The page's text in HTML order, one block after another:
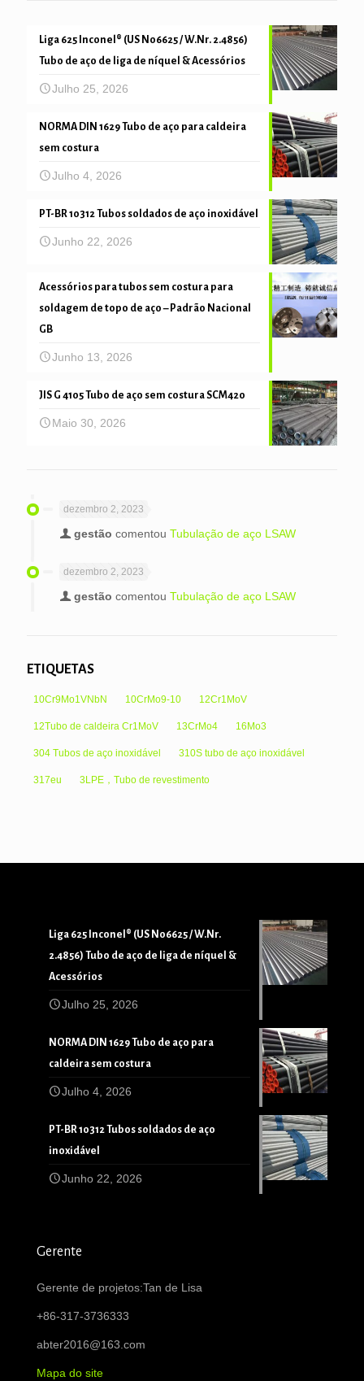
Liga 625 Inconel® (US N06625 / W.Nr. 2.4856)
Tubo de aço de liga de níquel & Acessórios
Julho 25, 2026
NORMA DIN 1629 Tubo de aço para caldeira
sem costura
Julho 4, 2026
PT-BR 10312 Tubos soldados de aço inoxidável
Junho 22, 2026
Acessórios para tubos sem costura para
soldagem de topo de aço – Padrão Nacional
GB
Junho 13, 2026
JIS G 4105 Tubo de aço sem costura SCM420
Maio 30, 2026
dezembro 2, 2023
gestão comentou Tubulação de aço LSAW
dezembro 2, 2023
gestão comentou Tubulação de aço LSAW
ETIQUETAS
10Cr9Mo1VNbN 10CrMo9-10 12Cr1MoV
12Tubo de caldeira Cr1MoV 13CrMo4 16Mo3
304 Tubos de aço inoxidável 310S tubo de aço inoxidável
317eu 3LPE，Tubo de revestimento
Liga 625 Inconel® (US N06625 / W.Nr.
2.4856) Tubo de aço de liga de níquel &
Acessórios
Julho 25, 2026
NORMA DIN 1629 Tubo de aço para
caldeira sem costura
Julho 4, 2026
PT-BR 10312 Tubos soldados de aço
inoxidável
Junho 22, 2026
Gerente
Gerente de projetos:Tan de Lisa
+86-317-3736333
abter2016@163.com
Mapa do site